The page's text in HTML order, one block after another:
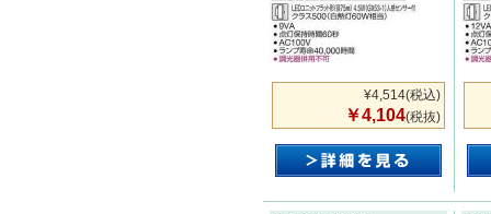
¥4,514(税込)
￥4,104(税抜)